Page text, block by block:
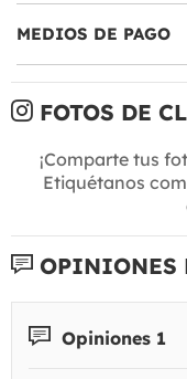
MEDIOS DE PAGO
FOTOS DE
¡Comparte tus
Etiquétanos
OPINIONES
Opiniones 1